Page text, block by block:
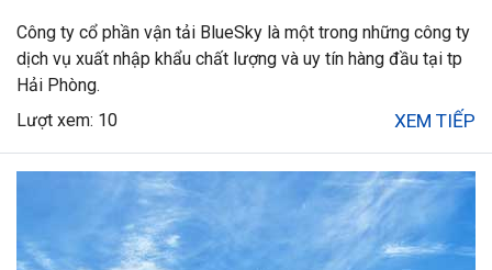
Công ty cổ phần vận tải BlueSky là một trong những công ty
dịch vụ xuất nhập khẩu chất lượng và uy tín hàng đầu tại tp
Hải Phòng.
Lượt xem: 10
XEM TIẾP